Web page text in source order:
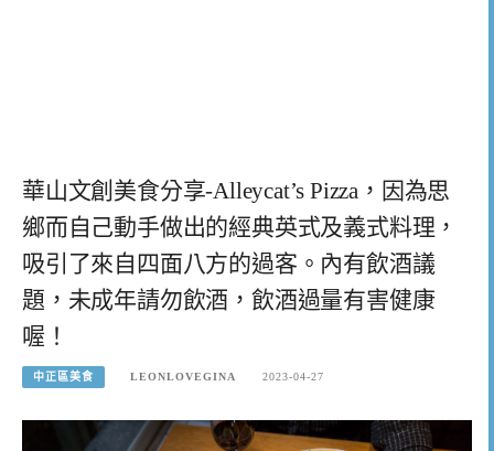
華山文創美食分享-Alleycat’s Pizza，因為思
鄉而自己動手做出的經典英式及義式料理，
吸引了來自四面八方的過客。內有飲酒議
題，未成年請勿飲酒，飲酒過量有害健康
喔！
中正區美食 LEONLOVEGINA 2023-04-27